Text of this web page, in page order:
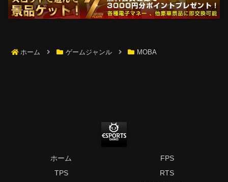
ホーム ゲームジャンル MOBA
ホーム
FPS
TPS
RTS